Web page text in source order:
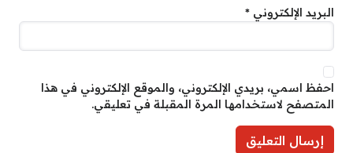
البريد الإلكتروني *
احفظ اسمي، بريدي الإلكتروني، والموقع الإلكتروني في هذا
المتصفح لاستخدامها المرة المقبلة في تعليقي.